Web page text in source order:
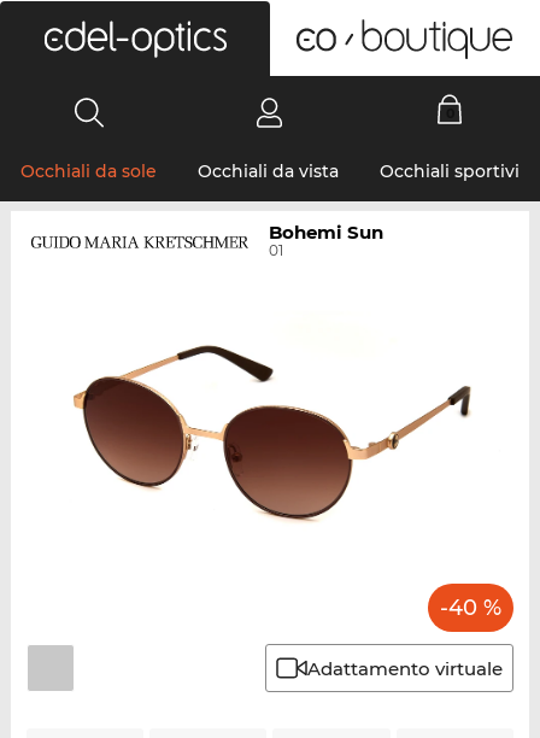
Occhiali da sole Occhiali da vista Occhiali sportivi
Bohemi Sun
01
-40 %
Adattamento virtuale